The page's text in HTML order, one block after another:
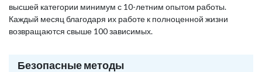
высшей категории минимум с 10-летним опытом работы.
Каждый месяц благодаря их работе к полноценной жизни
возвращаются свыше 100 зависимых.
Безопасные методы